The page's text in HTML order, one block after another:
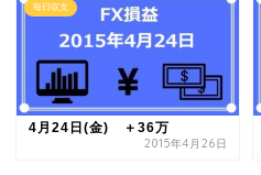
毎日収支
4月24日(金) ＋36万
2015年4月26日